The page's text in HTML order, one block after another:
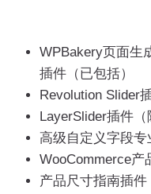
WPBakery页面生
插件（已包括）
Revolution Slider
LayerSlider插件（
高级自定义字段专
WooCommerce产
产品尺寸指南插件